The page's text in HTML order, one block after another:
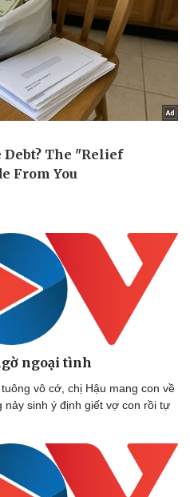
ngoại tình
vô cớ, chị Hậu mang con về
nảy sinh ý định giết vợ con rồi tự